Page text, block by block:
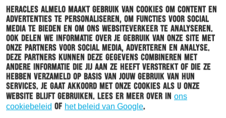
Heracles Almelo maakt gebruik van cookies om content en
advertenties te personaliseren, om functies voor social
media te bieden en om ons websiteverkeer te analyseren.
Ook delen we informatie over je gebruik van onze site met
onze partners voor social media, adverteren en analyse.
Deze partners kunnen deze gegevens combineren met
andere informatie die jij aan ze heeft verstrekt of die ze
hebben verzameld op basis van jouw gebruik van hun
services. Je gaat akkoord met onze cookies als u onze
website blijft gebruiken. Lees er meer over in ons
cookiebeleid of het beleid van Google.
BUSINESSCLUB 26-03-2019
DOE MEE AAN DE PROEF MET